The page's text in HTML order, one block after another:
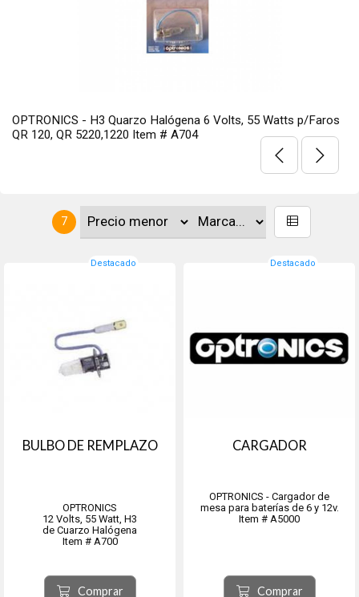
OPTRONICS - H3 Quarzo Halógena 6 Volts, 55 Watts p/Faros
QR 120, QR 5220,1220 Item # A704
7
Destacado
BULBO DE REMPLAZO
OPTRONICS
12 Volts, 55 Watt, H3
de Cuarzo Halógena
Item # A700
Comprar
Destacado
CARGADOR
OPTRONICS - Cargador de
mesa para baterías de 6 y 12v.
Item # A5000
Comprar